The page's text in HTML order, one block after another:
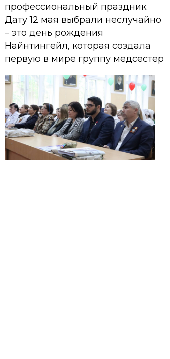
профессиональный праздник.
Дату 12 мая выбрали неслучайно
– это день рождения
Найнтингейл, которая создала
первую в мире группу медсестер